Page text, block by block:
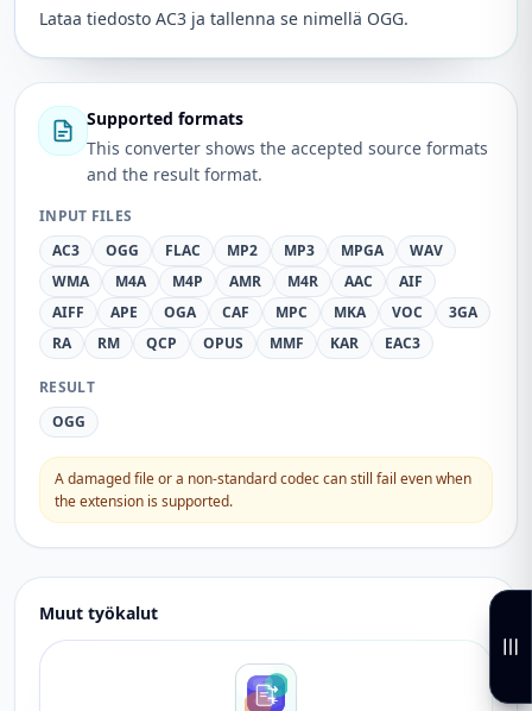
Lataa tiedosto AC3 ja tallenna se nimellä OGG.
Supported formats
This converter shows the accepted source formats
and the result format.
INPUT FILES
AC3
OGG FLAC MP2 MP3 MPGA
WAV
WMA
M4A M4P AMR M4R AAC
AIF
AIFF
APE OGA CAF MPC MKA VOC
3GA
RA
RM QCP OPUS MMF KAR EAC3
RESULT
OGG
A damaged file or a non-standard codec can still fail even when
the extension is supported.
Muut työkalut